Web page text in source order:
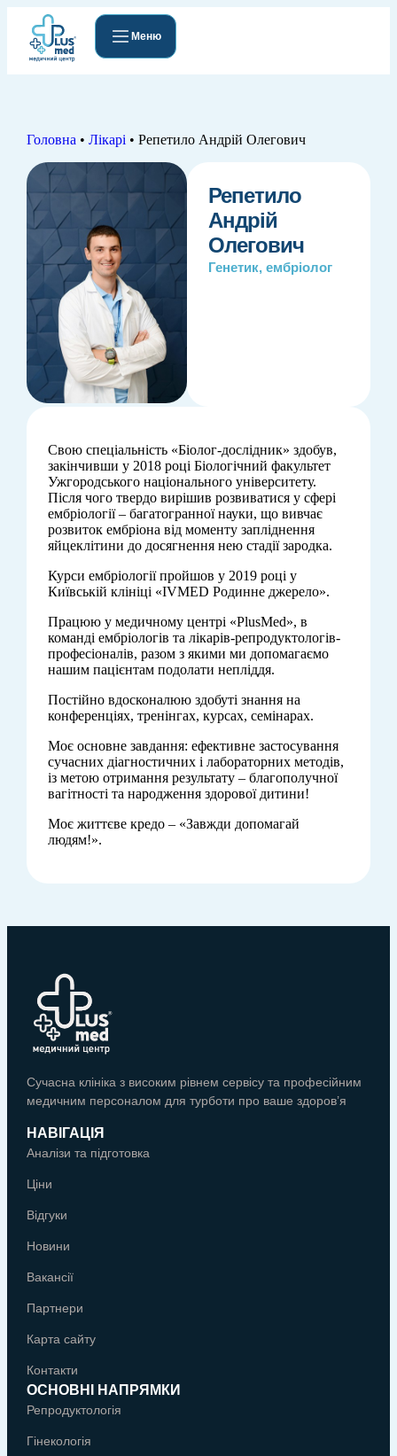
Меню
Головна • Лікарі • Репетило Андрій Олегович
Репетило
Андрій
Олегович
Генетик, ембріолог
Свою спеціальність «Біолог-дослідник» здобув,
закінчивши у 2018 році Біологічний факультет
Ужгородського національного університету.
Після чого твердо вирішив розвиватися у сфері
ембріології – багатогранної науки, що вивчає
розвиток ембріона від моменту запліднення
яйцеклітини до досягнення нею стадії зародка.
Курси ембріології пройшов у 2019 році у
Київській клініці «IVMED Родинне джерело».
Працюю у медичному центрі «PlusMed», в
команді ембріологів та лікарів-репродуктологів-
професіоналів, разом з якими ми допомагаємо
нашим пацієнтам подолати непліддя.
Постійно вдосконалюю здобуті знання на
конференціях, тренінгах, курсах, семінарах.
Моє основне завдання: ефективне застосування
сучасних діагностичних і лабораторних методів,
із метою отримання результату – благополучної
вагітності та народження здорової дитини!
Моє життєве кредо – «Завжди допомагай
людям!».
Сучасна клініка з високим рівнем сервісу та професійним
медичним персоналом для турботи про ваше здоров’я
НАВІГАЦІЯ
Аналізи та підготовка
Ціни
Відгуки
Новини
Вакансії
Партнери
Карта сайту
Контакти
ОСНОВНІ НАПРЯМКИ
Репродуктологія
Гінекологія